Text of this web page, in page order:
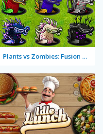
Plants vs Zombies: Fusion Mode